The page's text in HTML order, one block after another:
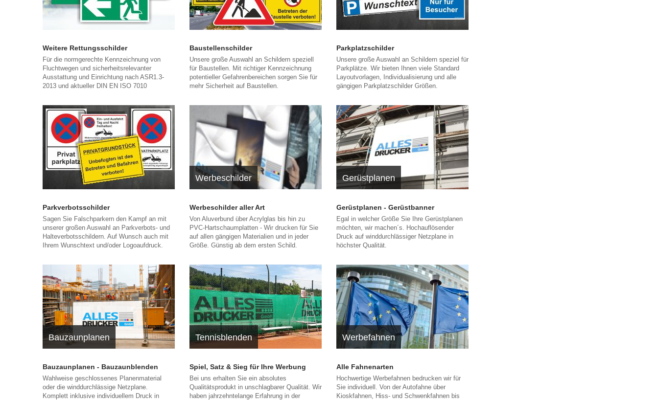
Weitere Rettungsschilder
Für die normgerechte Kennzeichnung von
Fluchtwegen und sicherheitsrelevanter
Ausstattung und Einrichtung nach ASR1.3-
2013 und aktueller DIN EN ISO 7010
Baustellenschilder
Unsere große Auswahl an Schildern speziell
für Baustellen. Mit richtiger Kennzeichnung
potentieller Gefahrenbereichen sorgen Sie für
mehr Sicherheit auf Baustellen.
Parkplatzschilder
Unsere große Auswahl an Schildern speziel für
Parkplätze. Wir bieten Ihnen viele Standard
Layoutvorlagen, Individualisierung und alle
gängigen Parkplatzschilder Größen.
Parkverbotsschilder
Sagen Sie Falschparkern den Kampf an mit
unserer großen Auswahl an Parkverbots- und
Halteverbotsschildern. Auf Wunsch auch mit
Ihrem Wunschtext und/oder Logoaufdruck.
Werbeschilder
Werbeschilder aller Art
Von Aluverbund über Acrylglas bis hin zu
PVC-Hartschaumplatten - Wir drucken für Sie
auf allen gängigen Materialien und in jeder
Größe. Günstig ab dem ersten Schild.
Gerüstplanen
Gerüstplanen - Gerüstbanner
Egal in welcher Größe Sie Ihre Gerüstplanen
möchten, wir machen´s. Hochauflösender
Druck auf winddurchlässiger Netzplane in
höchster Qualität.
Bauzaunplanen
Bauzaunplanen - Bauzaunblenden
Wahlweise geschlossenes Planenmaterial
oder die winddurchlässige Netzplane.
Komplett inklusive individuellem Druck in
Tennisblenden
Spiel, Satz & Sieg für Ihre Werbung
Bei uns erhalten Sie ein absolutes
Qualitätsprodukt in unschlagbarer Qualität. Wir
haben jahrzehntelange Erfahrung in der
Werbefahnen
Alle Fahnenarten
Hochwertige Werbefahnen bedrucken wir für
Sie individuell. Von der Autofahne über
Kioskfahnen, Hiss- und Schwenkfahnen bis